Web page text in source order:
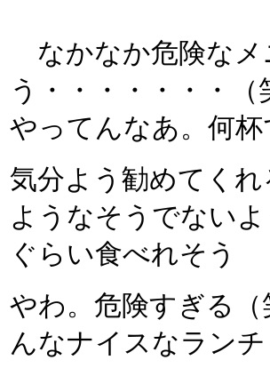
なかなか危険なメ
う・・・・・・・
やってんなあ。何杯
気分よう勧めてく
ようなそうでない
ぐらい食べれそう
やわ。危険すぎる
んなナイスなラン